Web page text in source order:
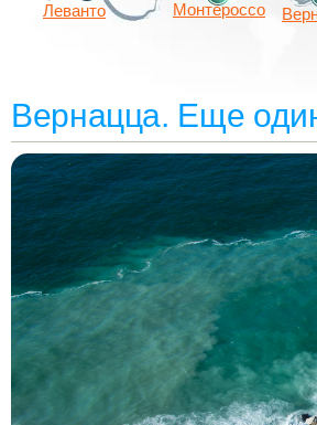
Леванто Монтероссо
Вернацца. Еще